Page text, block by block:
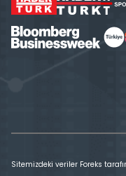
Sitemizdeki veriler Foreks